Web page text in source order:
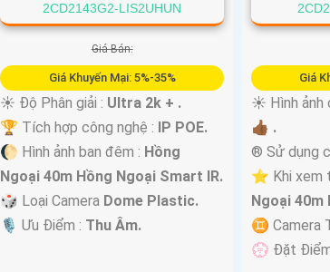
2CD2143G2-LIS2UHUN
Giá Bán:
Giá Khuyến Mại: 5%-35%
☀️ Độ Phân giải : Ultra 2k + .
🏆 Tích hợp công nghệ : IP POE.
🌔 Hình ảnh ban đêm : Hồng
Ngoại 40m Hồng Ngoại Smart IR.
🎲 Loại Camera Dome Plastic.
️🎙 Ưu Điểm : Thu Âm.
Giá
☀️ Hình ảnh
👍🏾 .
®️ Sử dụng
⭐ Khi xem
Ngoại 40m
♊ Camera
️💮 Đặt